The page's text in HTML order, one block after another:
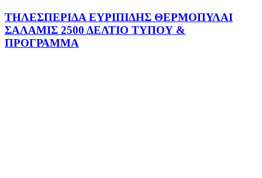
ΤΗΛΕΣΠΕΡΙΔΑ ΕΥΡΙΠΙΔΗΣ ΘΕΡΜΟΠΥΛΑΙ
ΣΑΛΑΜΙΣ 2500 ΔΕΛΤΙΟ ΤΥΠΟΥ &
ΠΡΟΓΡΑΜΜΑ